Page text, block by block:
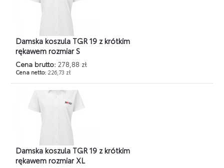
Damska koszula TGR 19 z krótkim
rękawem rozmiar S
Cena brutto: 278,88 zł
Cena netto: 226,73 zł
Damska koszula TGR 19 z krótkim
rękawem rozmiar XL